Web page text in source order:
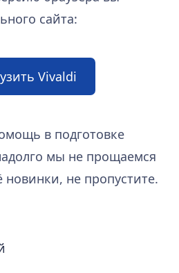
сайта:
Vivaldi
в подготовке
мы не прощаемся
не пропустите.